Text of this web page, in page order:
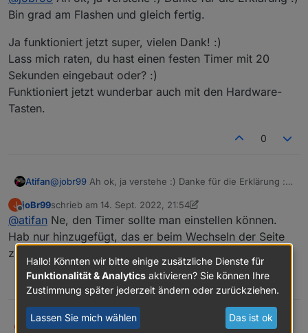
an der ioBroker Backend weiter, welches die Seite
zusammenbastelt und zurückschickt.
Bei den Hardware Buttons sendet der ESP32 das Event
zum ioBroker Backend, der Nextion Screen bekommt
davon also nix mit, hat also auch kein Touch Event.
(Könntest die Nachricht zum Seiten wechseln auch von
deinem PC aus senden)
Bin grad am Flashen und gleich fertig.
Ja funktioniert jetzt super, vielen Dank! :)
Lass mich raten, du hast einen festen Timer mit 20
Sekunden eingebaut oder? :)
Funktioniert jetzt wunderbar auch mit den Hardware-
Tasten.
0
Atifan@jobr99 Ah ok, ja verstehe :) Danke für die Erklärung :)
Ja funktioniert jetzt super, vielen Dank! :)
Lass mich raten, du hast einen festen Timer mit 20
Sekunden eingebaut oder? :)
Funktioniert jetzt wunderbar auch mit den Hardware-
Tasten.
J
Offline
joBr99schrieb am 14. Sept. 2022, 21:54
zuletzt editiert von joBr99
@atifan Ne, den Timer sollte man einstellen können.
Hab nur hinzugefügt, das er beim Wechseln der Seite
zurückgesetzt wird.
0
joBr99
Ne, den Timer sollte man einstellen können.
Hallo! Könnten wir bitte einige zusätzliche Dienste für
Funktionalität & Analytics aktivieren? Sie können Ihre
Zustimmung später jederzeit ändern oder zurückziehen.
Lassen Sie mich wählen Das ist ok